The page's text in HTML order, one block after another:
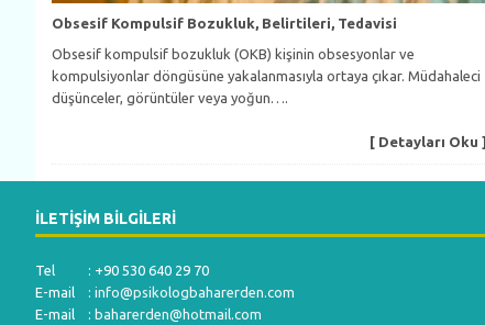
Obsesif Kompulsif Bozukluk, Belirtileri, Tedavisi
Obsesif kompulsif bozukluk (OKB) kişinin obsesyonlar ve
kompulsiyonlar döngüsüne yakalanmasıyla ortaya çıkar. Müdahaleci
düşünceler, görüntüler veya yoğun….
[ Detayları Oku ]
İLETIŞIM BILGILERI
Tel : +90 530 640 29 70
E-mail : info@psikologbaharerden.com
E-mail : baharerden@hotmail.com